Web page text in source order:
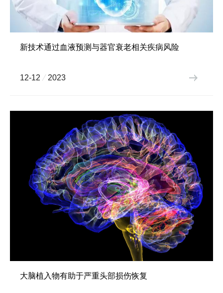
新技术通过血液预测与器官衰老相关疾病风险
12-12 2023
大脑植入物有助于严重头部损伤恢复